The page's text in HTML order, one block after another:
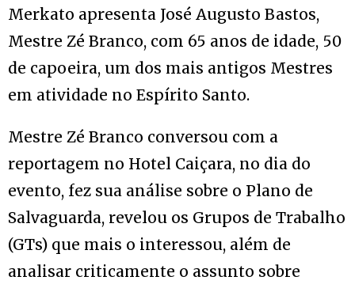
Merkato apresenta José Augusto Bastos,
Mestre Zé Branco, com 65 anos de idade, 50
de capoeira, um dos mais antigos Mestres
em atividade no Espírito Santo.
Mestre Zé Branco conversou com a
reportagem no Hotel Caiçara, no dia do
evento, fez sua análise sobre o Plano de
Salvaguarda, revelou os Grupos de Trabalho
(GTs) que mais o interessou, além de
analisar criticamente o assunto sobre